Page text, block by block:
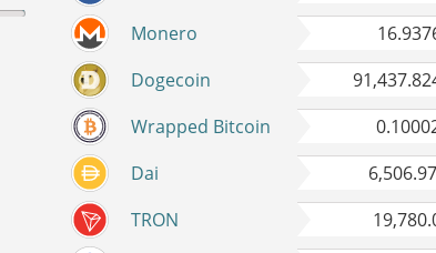
Monero
Dogecoin
Wrapped Bitcoin
Dai
TRON